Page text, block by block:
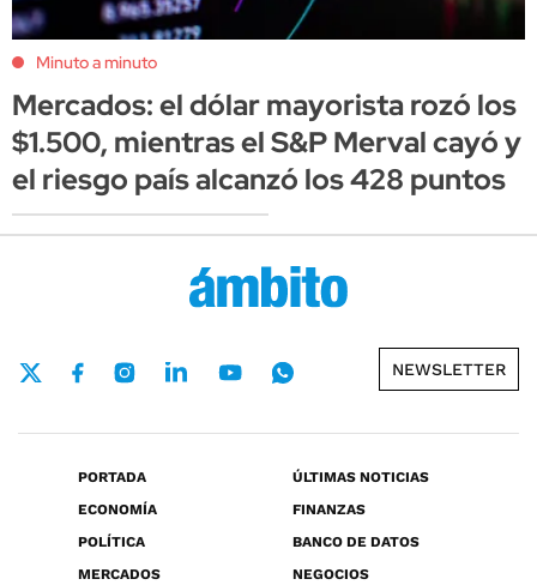
Minuto a minuto
Mercados: el dólar mayorista rozó los
$1.500, mientras el S&P Merval cayó y
el riesgo país alcanzó los 428 puntos
NEWSLETTER
PORTADA
ÚLTIMAS NOTICIAS
ECONOMÍA
FINANZAS
POLÍTICA
BANCO DE DATOS
MERCADOS
NEGOCIOS